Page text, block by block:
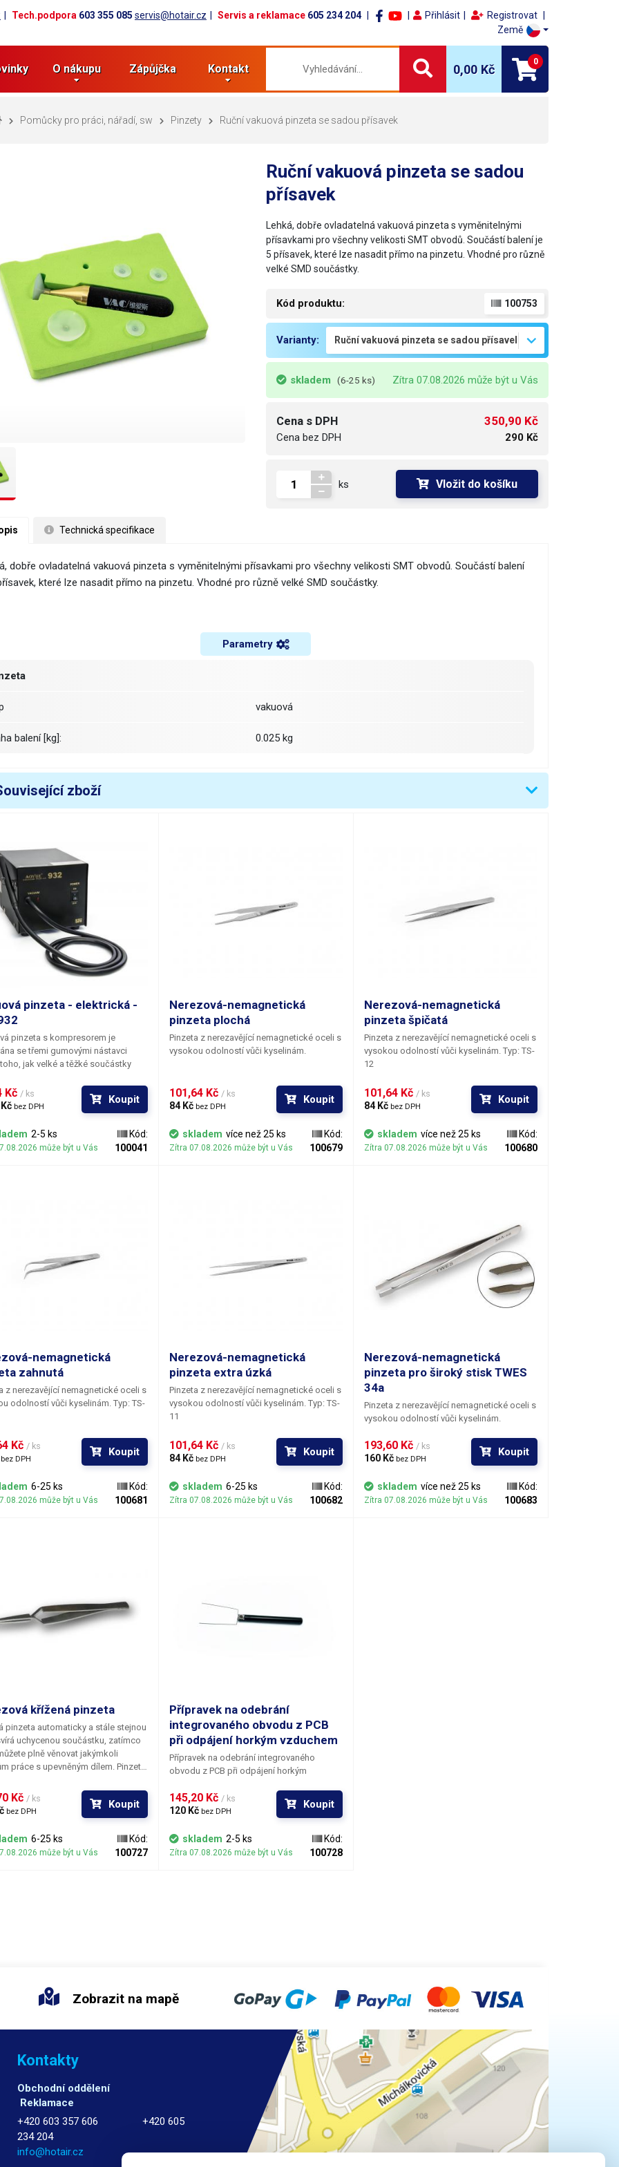
Tech.podpora 603 355 085 servis@hotair.cz Servis a reklamace 605 234 204 Přihlásit
Registrovat
Země
O nákupu Zápůjčka Kontakt 0,00 Kč
0
Pomůcky pro práci, nářadí, sw Pinzety Ruční vakuová pinzeta se sadou přísavek
Ruční vakuová pinzeta se sadou
přísavek
Lehká, dobře ovladatelná vakuová pinzeta s vyměnitelnými
přísavkami pro všechny velikosti SMT obvodů. Součástí balení je
5 přísavek, které lze nasadit přímo na pinzetu. Vhodné pro různě
velké SMD součástky.
Kód produktu: 100753
Varianty:
skladem (6-25 ks) Zítra 07.08.2026 může být u Vás
Cena s DPH
Cena bez DPH
350,90 Kč
290 Kč
ks Vložit do košíku
Technická specifikace
dobře ovladatelná vakuová pinzeta s vyměnitelnými přísavkami pro všechny velikosti SMT obvodů. Součástí balení
které lze nasadit přímo na pinzetu. Vhodné pro různě velké SMD součástky.
Parametry
vakuová
balení [kg]: 0.025 kg
zboží
pinzeta - elektrická -
pinzeta s kompresorem je
se třemi gumovými nástavci
jak velké a těžké součástky
součástky do hmotnosti 40 g,
s poloměrem 7 mm do 18 g a malý
do 3 g. Sací příkon kompresoru je 20
Na boku přístroje je úchytka pro
sacího pera.
Kč / ks
bez DPH
Koupit
2-5 ks
může být u Vás
Kód:
100041
Nerezová-nemagnetická
pinzeta plochá
Pinzeta z nerezavějící nemagnetické oceli s
vysokou odolností vůči kyselinám.
101,64 Kč / ks
84 Kč bez DPH
Koupit
skladem více než 25 ks
Zítra 07.08.2026 může být u Vás
Kód:
100679
Nerezová-nemagnetická
pinzeta špičatá
Pinzeta z nerezavějící nemagnetické oceli s
vysokou odolností vůči kyselinám. Typ: TS-
12
101,64 Kč / ks
84 Kč bez DPH
Koupit
skladem více než 25 ks
Zítra 07.08.2026 může být u Vás
Kód:
100680
nemagnetická
zahnutá
z nerezavějící nemagnetické oceli s
odolností vůči kyselinám. Typ: TS-
Kč / ks
bez DPH
Koupit
6-25 ks
může být u Vás
Kód:
100681
Nerezová-nemagnetická
pinzeta extra úzká
Pinzeta z nerezavějící nemagnetické oceli s
vysokou odolností vůči kyselinám. Typ: TS-
11
101,64 Kč / ks
84 Kč bez DPH
Koupit
skladem 6-25 ks
Zítra 07.08.2026 může být u Vás
Kód:
100682
Nerezová-nemagnetická
pinzeta pro široký stisk TWES
34a
Pinzeta z nerezavějící nemagnetické oceli s
vysokou odolností vůči kyselinám.
193,60 Kč / ks
160 Kč bez DPH
Koupit
skladem více než 25 ks
Zítra 07.08.2026 může být u Vás
Kód:
100683
křížená pinzeta
pinzeta automaticky a stále stejnou
uchycenou součástku, zatímco
plně věnovat jakýmkoli
práce s upevněným dílem. Pinzetu
maximální velikost - mezera
roztaženými hroty pinzety je 16
je antikorozivní a
Kč / ks
bez DPH
Koupit
6-25 ks
může být u Vás
Kód:
100727
Přípravek na odebrání
integrovaného obvodu z PCB
při odpájení horkým vzduchem
Přípravek na odebrání integrovaného
obvodu z PCB při odpájení horkým
145,20 Kč / ks
120 Kč bez DPH
Koupit
skladem 2-5 ks
Zítra 07.08.2026 může být u Vás
Kód:
100728
Zobrazit na mapě
Kontakty
Obchodní oddělení
Reklamace
+420 603 357 606 +420 605
234 204
info@hotair.cz